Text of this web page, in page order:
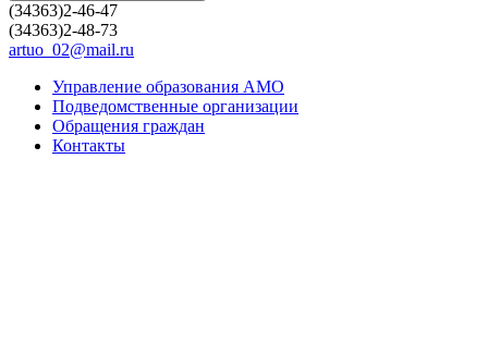
(34363)2-46-47
(34363)2-48-73
artuo_02@mail.ru
Управление образования АМО
Подведомственные организации
Обращения граждан
Контакты